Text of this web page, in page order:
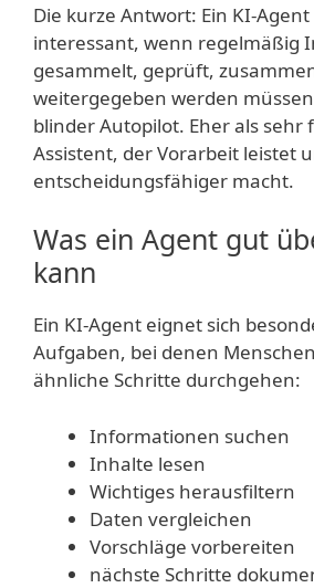
Die kurze Antwort: Ein KI-
interessant, wenn regelmäßig
gesammelt, geprüft,
weitergegeben werden
blinder Autopilot. Eher als sehr
Assistent, der Vorarbeit leistet
entscheidungsfähiger macht.
Was ein Agent gut
kann
Ein KI-Agent eignet sich
Aufgaben, bei denen
ähnliche Schritte durchgehen:
Informationen suchen
Inhalte lesen
Wichtiges herausfiltern
Daten vergleichen
Vorschläge vorbereiten
nächste Schritte